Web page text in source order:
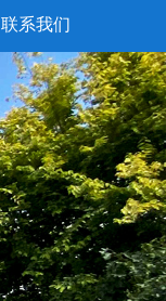
联系我们